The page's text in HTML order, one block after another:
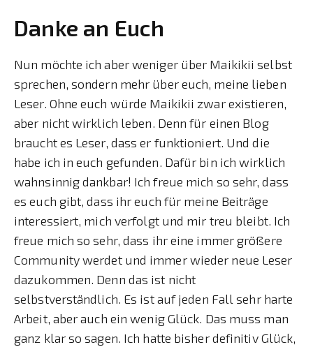
Danke an Euch
Nun möchte ich aber weniger über Maikikii selbst
sprechen, sondern mehr über euch, meine lieben
Leser. Ohne euch würde Maikikii zwar existieren,
aber nicht wirklich leben. Denn für einen Blog
braucht es Leser, dass er funktioniert. Und die
habe ich in euch gefunden. Dafür bin ich wirklich
wahnsinnig dankbar! Ich freue mich so sehr, dass
es euch gibt, dass ihr euch für meine Beiträge
interessiert, mich verfolgt und mir treu bleibt. Ich
freue mich so sehr, dass ihr eine immer größere
Community werdet und immer wieder neue Leser
dazukommen. Denn das ist nicht
selbstverständlich. Es ist auf jeden Fall sehr harte
Arbeit, aber auch ein wenig Glück. Das muss man
ganz klar so sagen. Ich hatte bisher definitiv Glück,